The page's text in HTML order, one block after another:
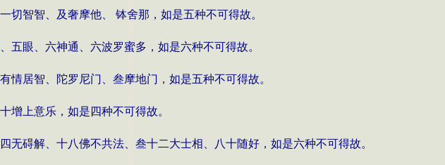
智智、及奢摩他、 钵舍那，如是五种不可得故。
眼、六神通、六波罗蜜多，如是六种不可得故。
居智、陀罗尼门、叁摩地门，如是五种不可得故。
增上意乐，如是四种不可得故。
碍解、十八佛不共法、叁十二大士相、八十随好，如是六种不可得故。